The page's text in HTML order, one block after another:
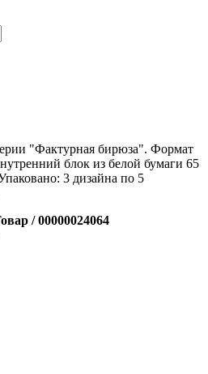
"Фактурная бирюза". Формат
блок из белой бумаги 65
3 дизайна по 5
/ 00000024064